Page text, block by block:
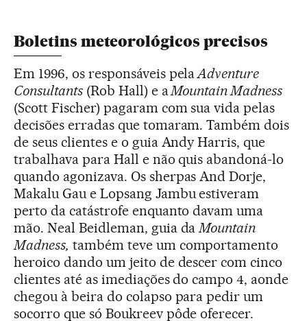
Boletins meteorológicos precisos
Em 1996, os responsáveis pelaAdventure
Consultants(Rob Hall) e aMountain Madness
(Scott Fischer) pagaram com sua vida pelas
decisões erradas que tomaram. Também dois
de seus clientes e o guia Andy Harris, que
trabalhava para Hall e não quis abandoná-lo
quando agonizava. Os sherpas And Dorje,
Makalu Gau e Lopsang Jambu estiveram
perto da catástrofe enquanto davam uma
mão. Neal Beidleman, guia daMountain
Madness, também teve um comportamento
heroico dando um jeito de descer com cinco
clientes até as imediações do campo 4, aonde
chegou à beira do colapso para pedir um
socorro que só Boukreev pôde oferecer.